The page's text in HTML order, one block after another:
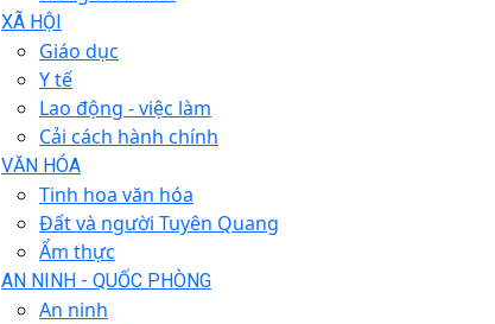
XÃ HỘI
Giáo dục
Y tế
Lao động - việc làm
Cải cách hành chính
VĂN HÓA
Tinh hoa văn hóa
Đất và người Tuyên Quang
Ẩm thực
AN NINH - QUỐC PHÒNG
An ninh